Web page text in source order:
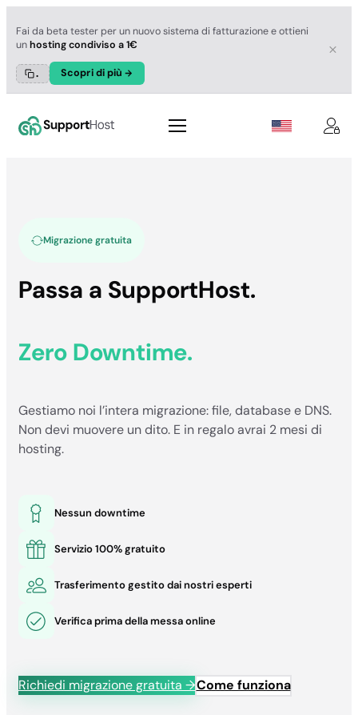
Fai da beta tester per un nuovo sistema di fatturazione e ottieni
unhosting condiviso a 1€
. Scopri di più
contenuto
Migrazione gratuita
Passa a SupportHost.
Zero Downtime.
Gestiamo noi l’intera migrazione: file, database e DNS.
Non devi muovere un dito. E in regalo avrai 2 mesi di
hosting.
Nessun downtime
Servizio 100% gratuito
Trasferimento gestito dai nostri esperti
Verifica prima della messa online
Richiedi migrazione gratuita →Come funziona